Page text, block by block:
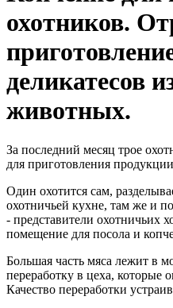
охотников.
деликатесов
животных.
За последний месяц трое
для приготовления
Один охотится сам,
охотничьей кухне, там же и
- представители охотничьих
помещение для посола и
Большая часть мяса лежит в
переработку в цеха, которые
Качество переработки